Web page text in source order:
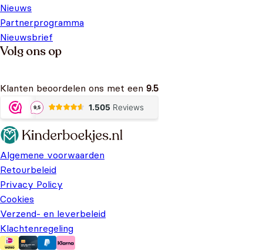
Nieuws
Partnerprogramma
Nieuwsbrief
Volg ons op
Klanten beoordelen ons met een 9.5
Algemene voorwaarden
Retourbeleid
Privacy Policy
Cookies
Verzend- en leverbeleid
Klachtenregeling